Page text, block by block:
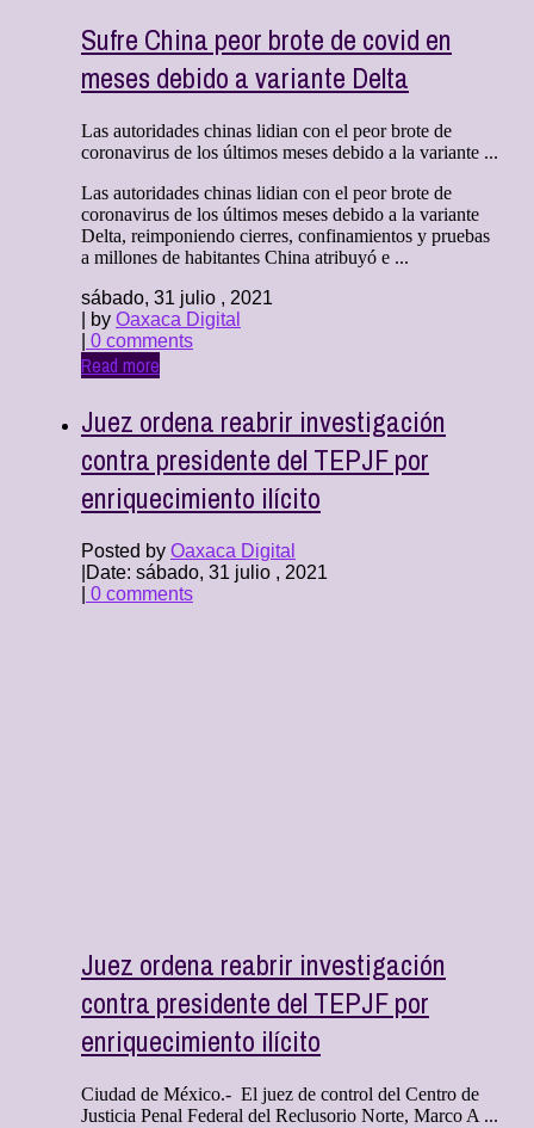
Sufre China peor brote de covid en
meses debido a variante Delta
Las autoridades chinas lidian con el peor brote de
coronavirus de los últimos meses debido a la variante ...
Las autoridades chinas lidian con el peor brote de
coronavirus de los últimos meses debido a la variante
Delta, reimponiendo cierres, confinamientos y pruebas
a millones de habitantes China atribuyó e ...
sábado, 31 julio , 2021
| by Oaxaca Digital
0 comments
Read more
Juez ordena reabrir investigación
contra presidente del TEPJF por
enriquecimiento ilícito
Posted by Oaxaca Digital
Date: sábado, 31 julio , 2021
0 comments
Juez ordena reabrir investigación
contra presidente del TEPJF por
enriquecimiento ilícito
Ciudad de México.- El juez de control del Centro de
Justicia Penal Federal del Reclusorio Norte, Marco A ...